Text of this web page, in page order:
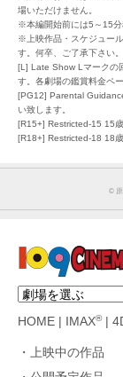
場いただけません。
※本編開始前には5～15分
※上映作品・スケジュー
す。何卒、ご了承下さい。
[L] Late Show Lマークの
す。各劇場の鑑賞料金ペ
[PG12] Parental
い致します。
[R15+] Restricted-15 15
[R18+] Restricted-18 18
©︎
HOME IMAX®|
上映中の作品